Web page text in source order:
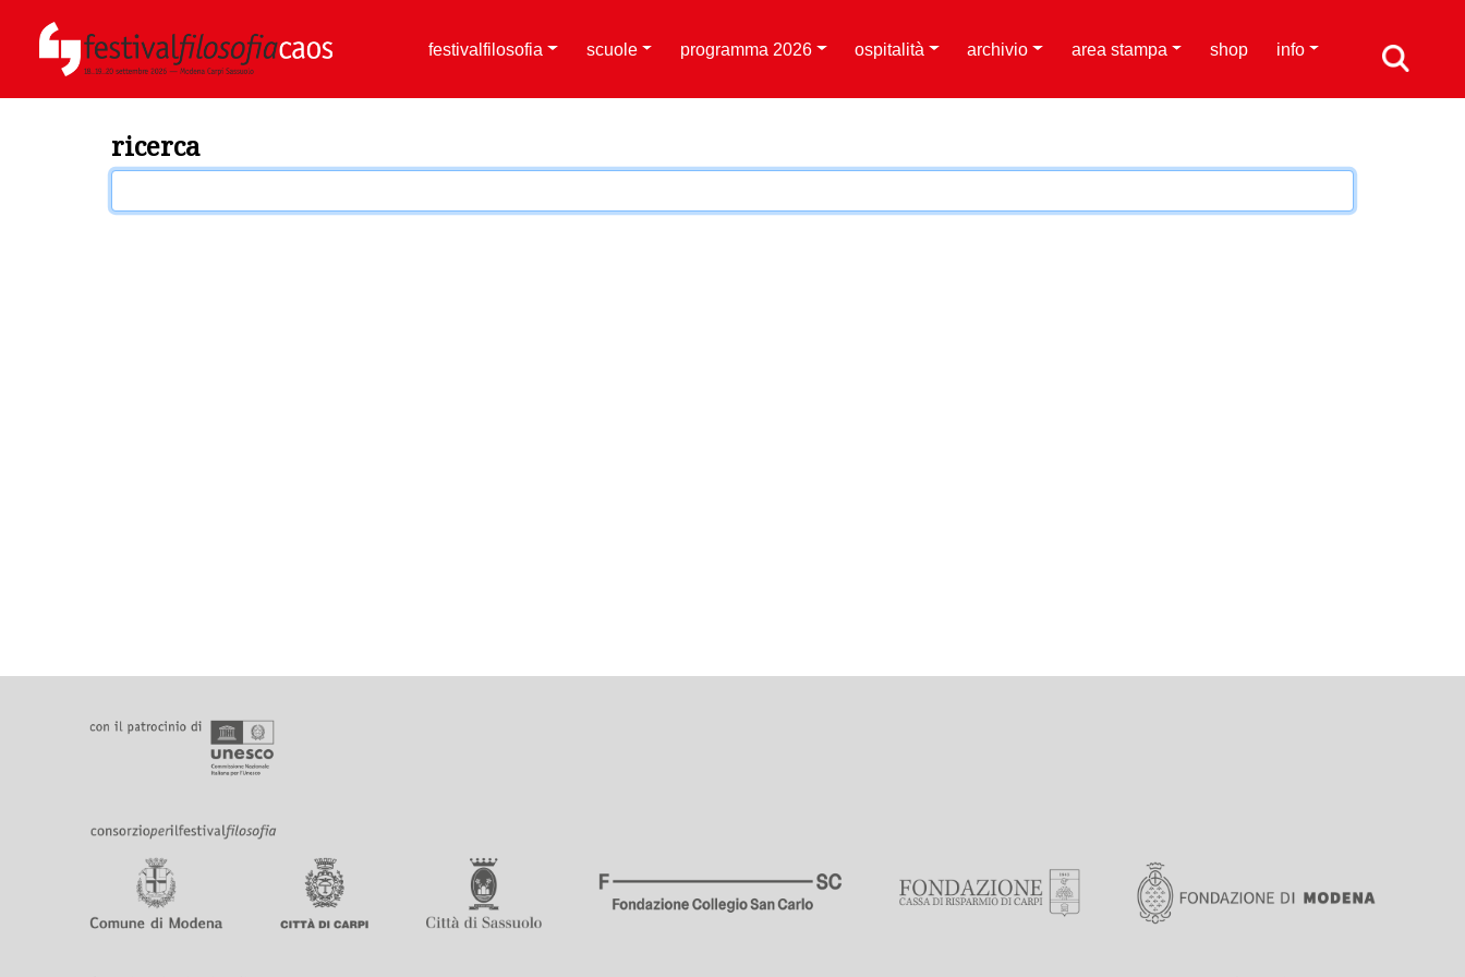
festivalfilosofia scuole programma 2026 ospitalità archivio area stampa shop info
ricerca